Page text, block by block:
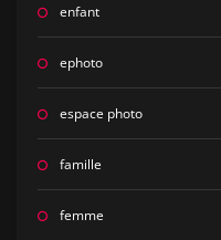
enfant
ephoto
espace photo
famille
femme